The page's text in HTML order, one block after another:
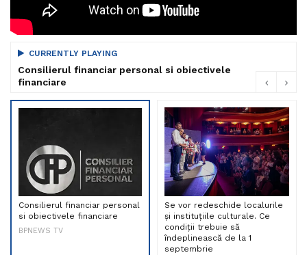
CURRENTLY PLAYING
Consilierul financiar personal si obiectivele
financiare
Consilierul financiar personal
si obiectivele financiare
BPNEWS TV
Se vor redeschide localurile
și instituțiile culturale. Ce
condiții trebuie să
îndeplinească de la 1
septembrie